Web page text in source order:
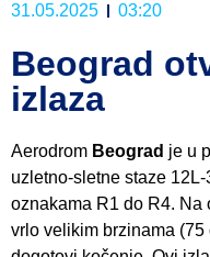
31.05.2025 03:20
Beograd
izlaza
Aerodrom Beograd je u
uzletno-sletne staze
oznakama R1 do R4. Na
vrlo velikim brzinama (75